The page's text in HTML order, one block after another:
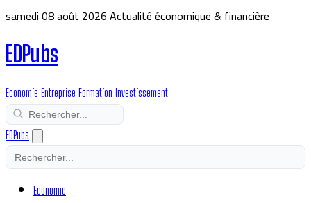
samedi 08 août 2026Actualité économique & financière
EDPubs
Economie Entreprise Formation Investissement
EDPubs
Economie